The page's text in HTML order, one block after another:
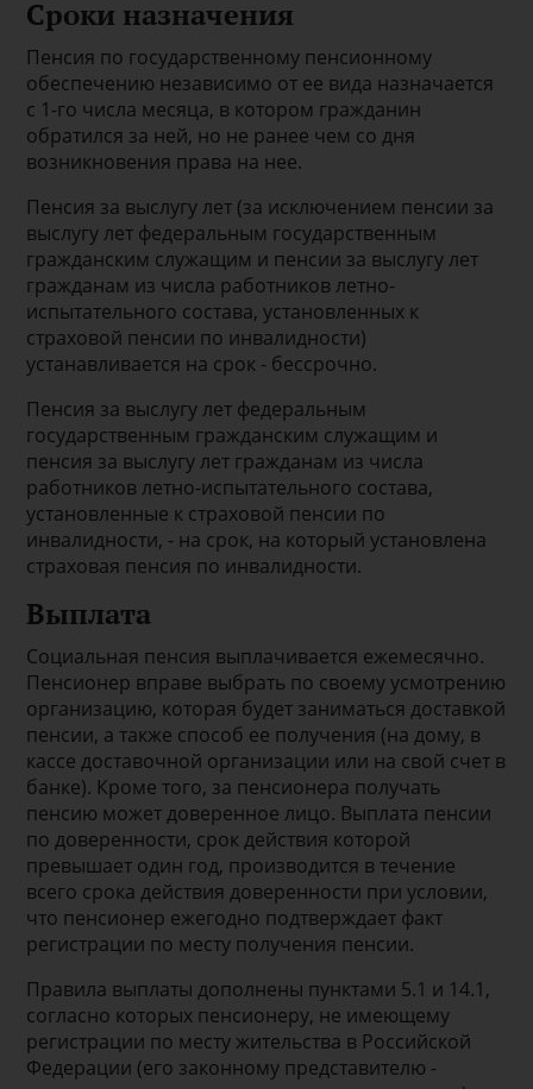
Сроки назначения
Пенсия по государственному пенсионному
обеспечению независимо от ее вида назначается
с 1-го числа месяца, в котором гражданин
обратился за ней, но не ранее чем со дня
возникновения права на нее.
Пенсия за выслугу лет (за исключением пенсии за
выслугу лет федеральным государственным
гражданским служащим и пенсии за выслугу лет
гражданам из числа работников летно-
испытательного состава, установленных к
страховой пенсии по инвалидности)
устанавливается на срок - бессрочно.
Пенсия за выслугу лет федеральным
государственным гражданским служащим и
пенсия за выслугу лет гражданам из числа
работников летно-испытательного состава,
установленные к страховой пенсии по
инвалидности, - на срок, на который установлена
страховая пенсия по инвалидности.
Выплата
Социальная пенсия выплачивается ежемесячно.
Пенсионер вправе выбрать по своему усмотрению
организацию, которая будет заниматься доставкой
пенсии, а также способ ее получения (на дому, в
кассе доставочной организации или на свой счет в
банке). Кроме того, за пенсионера получать
пенсию может доверенное лицо. Выплата пенсии
по доверенности, срок действия которой
превышает один год, производится в течение
всего срока действия доверенности при условии,
что пенсионер ежегодно подтверждает факт
регистрации по месту получения пенсии.
Правила выплаты дополнены пунктами 5.1 и 14.1,
согласно которых пенсионеру, не имеющему
регистрации по месту жительства в Российской
Федерации (его законному представителю -